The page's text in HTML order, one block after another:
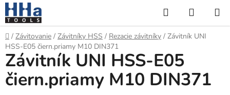
Prejsť
na
obsah
Hľadať
KOŠÍK
Domov
/ Závitovanie / Závitníky HSS / Rezacie závitníky / Závitník UNI
HSS-E05 čiern.priamy M10 DIN371
Závitník UNI HSS-E05
čiern.priamy M10 DIN371